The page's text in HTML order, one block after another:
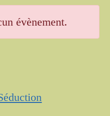
évènement.